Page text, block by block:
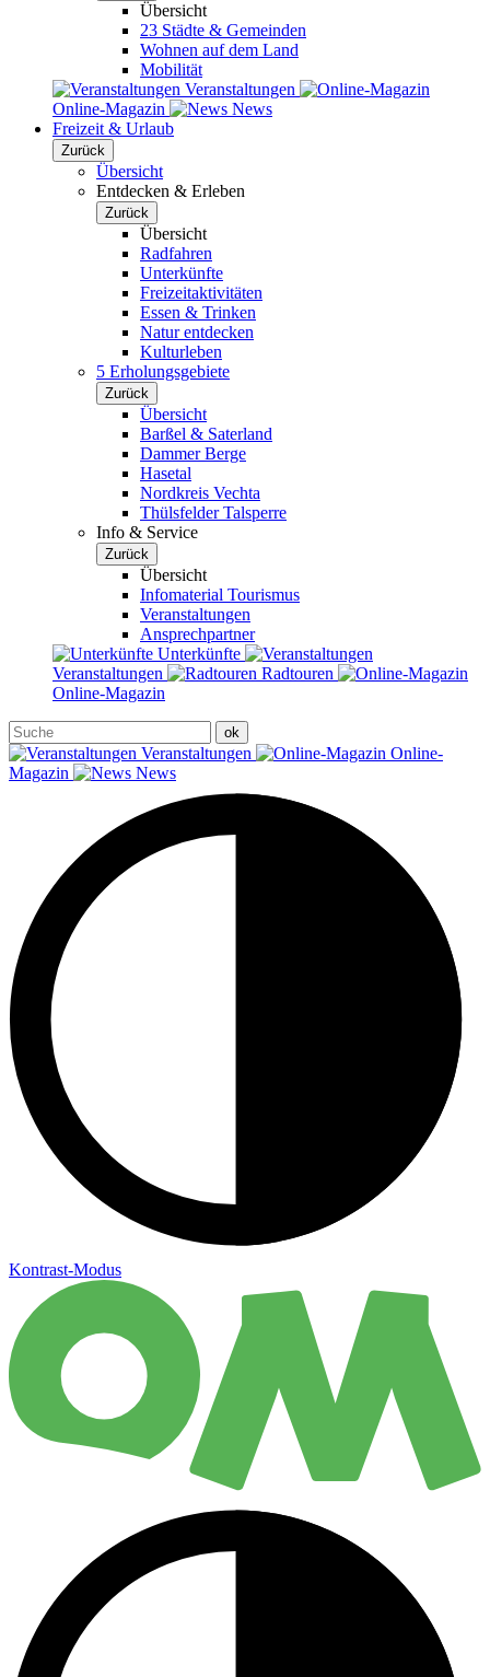
Übersicht
23 Städte & Gemeinden
Wohnen auf dem Land
Mobilität
Veranstaltungen
Online-Magazin
News
Freizeit & Urlaub
Zurück
Übersicht
Entdecken & Erleben
Zurück
Übersicht
Radfahren
Unterkünfte
Freizeitaktivitäten
Essen & Trinken
Natur entdecken
Kulturleben
5 Erholungsgebiete
Zurück
Übersicht
Barßel & Saterland
Dammer Berge
Hasetal
Nordkreis Vechta
Thülsfelder Talsperre
Info & Service
Zurück
Übersicht
Infomaterial Tourismus
Veranstaltungen
Ansprechpartner
Unterkünfte
Veranstaltungen
Radtouren
Online-Magazin
Veranstaltungen
Online-
Magazin
News
Kontrast-Modus